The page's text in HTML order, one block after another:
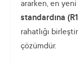
ararken, en
standardına
rahatlığı
çözümdür.